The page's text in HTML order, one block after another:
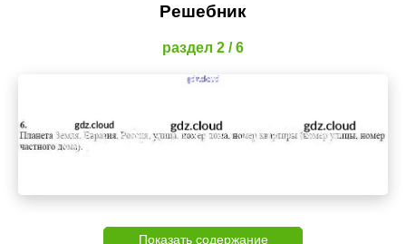
Решебник
раздел 2 / 6
Показать содержание